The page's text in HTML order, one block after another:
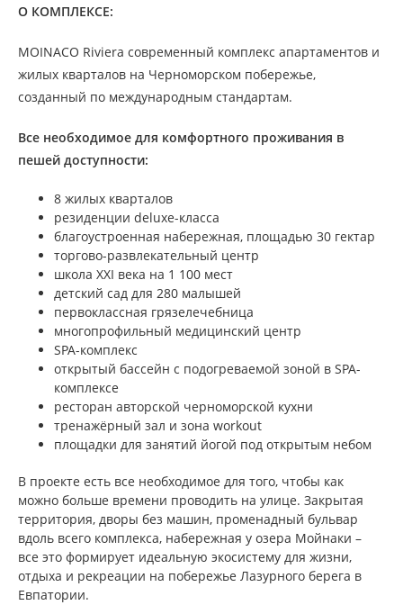
О КОМПЛЕКСЕ:
MOINACO Riviera современный комплекс апартаментов и
жилых кварталов на Черноморском побережье,
созданный по международным стандартам.
Все необходимое для комфортного проживания в
пешей доступности:
8 жилых кварталов
резиденции deluxe-класса
благоустроенная набережная, площадью 30 гектар
торгово-развлекательный центр
школа XXI века на 1 100 мест
детский сад для 280 малышей
первоклассная грязелечебница
многопрофильный медицинский центр
SPA-комплекс
открытый бассейн с подогреваемой зоной в SPA-
комплексе
ресторан авторской черноморской кухни
тренажёрный зал и зона workout
площадки для занятий йогой под открытым небом
В проекте есть все необходимое для того, чтобы как
можно больше времени проводить на улице. Закрытая
территория, дворы без машин, променадный бульвар
вдоль всего комплекса, набережная у озера Мойнаки –
все это формирует идеальную экосистему для жизни,
отдыха и рекреации на побережье Лазурного берега в
Евпатории.